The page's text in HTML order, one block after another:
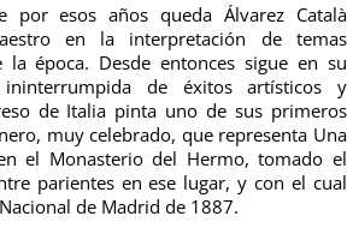
por esos años queda Álvarez Català
en la interpretación de temas
época. Desde entonces sigue en su
de éxitos artísticos y
de Italia pinta uno de sus primeros
muy celebrado, que representa Una
el Monasterio del Hermo, tomado el
parientes en ese lugar, y con el cual
de Madrid de 1887.